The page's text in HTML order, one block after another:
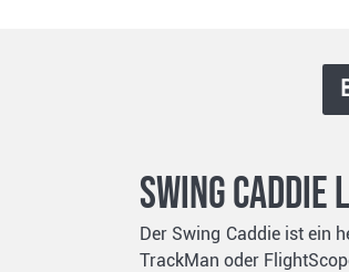
Swing Caddie
Der Swing Caddie ist ein
TrackMan oder